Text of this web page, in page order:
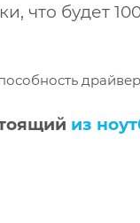
что будет
щий из